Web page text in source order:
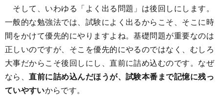
そして、いわゆる「よく出る問題」は後回しにします。
一般的な勉強法では、試験によく出るからこそ、そこに時
間をかけて優先的にやりますよね。基礎問題が重要なのは
正しいのですが、そこを優先的にやるのではなく、むしろ
大事だからこそ後回しにし、直前に詰め込むのです。なぜ
なら、直前に詰め込んだほうが、試験本番まで記憶に残っ
ていやすいからです。